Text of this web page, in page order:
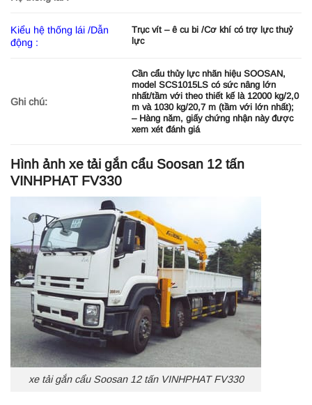
Kiểu hệ thống lái /Dẫn
động :
Trục vít – ê cu bi /Cơ khí có trợ lực thuỷ
lực
Ghi chú:
Cần cẩu thủy lực nhãn hiệu SOOSAN,
model SCS1015LS có sức nâng lớn
nhất/tầm với theo thiết kế là 12000 kg/2,0
m và 1030 kg/20,7 m (tầm với lớn nhất);
– Hàng năm, giấy chứng nhận này được
xem xét đánh giá
Hình ảnh xe tải gắn cẩu Soosan 12 tấn
VINHPHAT FV330
xe tải gắn cẩu Soosan 12 tấn VINHPHAT FV330